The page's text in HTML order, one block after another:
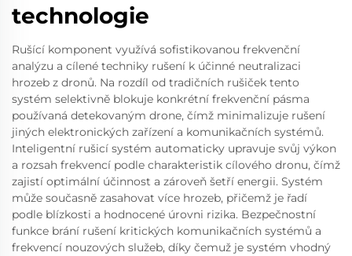
technologie
Rušící komponent využívá sofistikovanou frekvenční
analýzu a cílené techniky rušení k účinné neutralizaci
hrozeb z dronů. Na rozdíl od tradičních rušiček tento
systém selektivně blokuje konkrétní frekvenční pásma
používaná detekovaným drone, čímž minimalizuje rušení
jiných elektronických zařízení a komunikačních systémů.
Inteligentní rušicí systém automaticky upravuje svůj výkon
a rozsah frekvencí podle charakteristik cílového dronu, čímž
zajistí optimální účinnost a zároveň šetří energii. Systém
může současně zasahovat více hrozeb, přičemž je řadí
podle blízkosti a hodnocené úrovni rizika. Bezpečnostní
funkce brání rušení kritických komunikačních systémů a
frekvencí nouzových služeb, díky čemuž je systém vhodný